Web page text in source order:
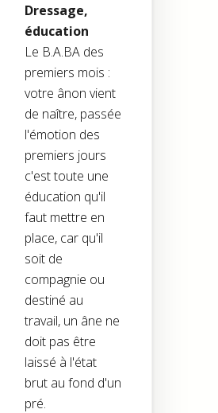
Dressage,
éducation
Le B.A.BA des
premiers mois :
votre ânon vient
de naître, passée
l'émotion des
premiers jours
c'est toute une
éducation qu'il
faut mettre en
place, car qu'il
soit de
compagnie ou
destiné au
travail, un âne ne
doit pas être
laissé à l'état
brut au fond d'un
pré.